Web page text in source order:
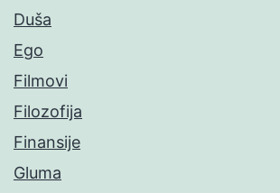
Duša
Ego
Filmovi
Filozofija
Finansije
Gluma